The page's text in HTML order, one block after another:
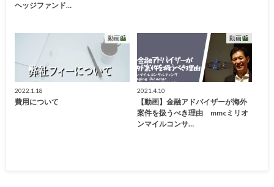
ヘッジファンド…
動画
2022.1.18
費用について
動画
2021.4.10
【動画】金融アドバイザーが海外
案件を扱うべき理由 mmcミリオ
ンマイルコンサ…